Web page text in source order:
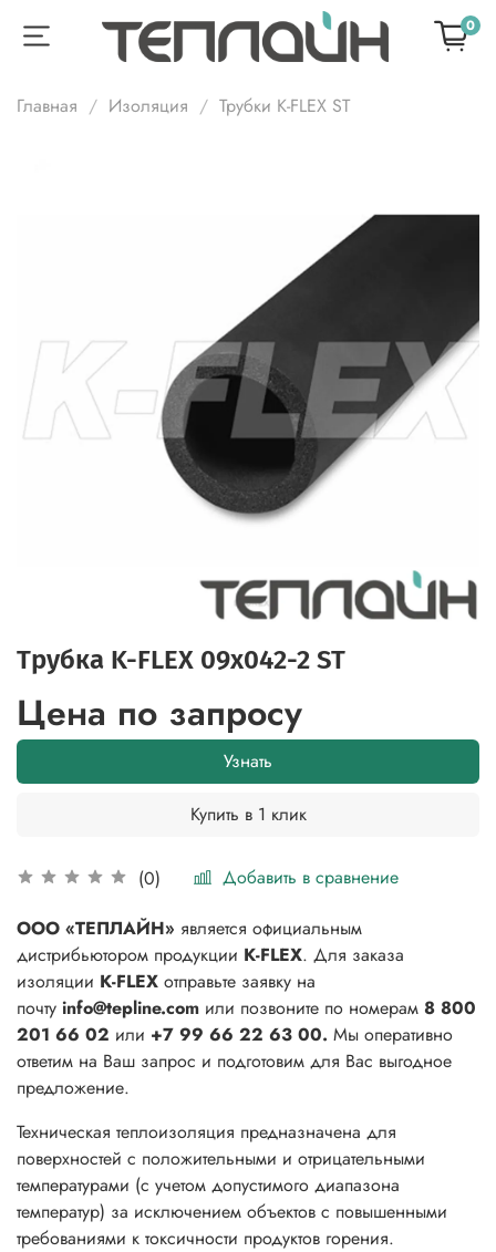
0
Главная Изоляция Трубки K-FLEX ST
Трубка K-FLEX 09x042-2 ST
(0) Добавить в сравнение
Цена по запросу
Узнать
Купить в 1 клик
ООО «ТЕПЛАЙН» является официальным
дистрибьютором продукции K-FLEX. Для заказа
изоляции K-FLEX отправьте заявку на
почту info@tepline.com или позвоните по номерам 8 800
201 66 02 или +7 99 66 22 63 00. Мы оперативно
ответим на Ваш запрос и подготовим для Вас выгодное
предложение.
Техническая теплоизоляция предназначена для
поверхностей с положительными и отрицательными
температурами (с учетом допустимого диапазона
температур) за исключением объектов с повышенными
требованиями к токсичности продуктов горения.